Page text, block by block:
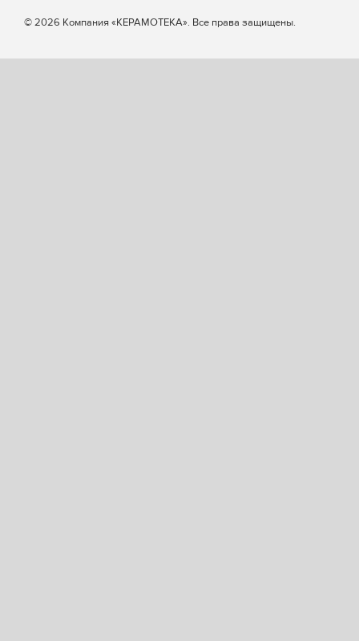
© 2026 Компания «КЕРАМОТЕКА». Все права защищены.